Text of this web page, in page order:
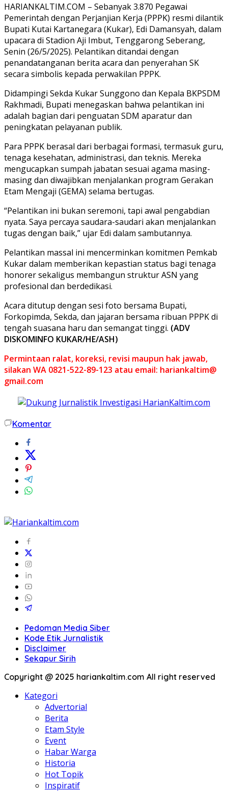
HARIANKALTIM.COM – Sebanyak 3.870 Pegawai
Pemerintah dengan Perjanjian Kerja (PPPK) resmi dilantik
Bupati Kutai Kartanegara (Kukar), Edi Damansyah, dalam
upacara di Stadion Aji Imbut, Tenggarong Seberang,
Senin (26/5/2025). Pelantikan ditandai dengan
penandatanganan berita acara dan penyerahan SK
secara simbolis kepada perwakilan PPPK.
Didampingi Sekda Kukar Sunggono dan Kepala BKPSDM
Rakhmadi, Bupati menegaskan bahwa pelantikan ini
adalah bagian dari penguatan SDM aparatur dan
peningkatan pelayanan publik.
Para PPPK berasal dari berbagai formasi, termasuk guru,
tenaga kesehatan, administrasi, dan teknis. Mereka
mengucapkan sumpah jabatan sesuai agama masing-
masing dan diwajibkan menjalankan program Gerakan
Etam Mengaji (GEMA) selama bertugas.
“Pelantikan ini bukan seremoni, tapi awal pengabdian
nyata. Saya percaya saudara-saudari akan menjalankan
tugas dengan baik,” ujar Edi dalam sambutannya.
Pelantikan massal ini mencerminkan komitmen Pemkab
Kukar dalam memberikan kepastian status bagi tenaga
honorer sekaligus membangun struktur ASN yang
profesional dan berdedikasi.
Acara ditutup dengan sesi foto bersama Bupati,
Forkopimda, Sekda, dan jajaran bersama ribuan PPPK di
tengah suasana haru dan semangat tinggi. (ADV
DISKOMINFO KUKAR/HE/ASH)
Permintaan ralat, koreksi, revisi maupun hak jawab,
silakan WA 0821-522-89-123 atau email: hariankaltim@
gmail.com
Komentar
Pedoman Media Siber
Kode Etik Jurnalistik
Disclaimer
Sekapur Sirih
Copyright @ 2025 hariankaltim.com All right reserved
Kategori
Advertorial
Berita
Etam Style
Event
Habar Warga
Historia
Hot Topik
Inspiratif